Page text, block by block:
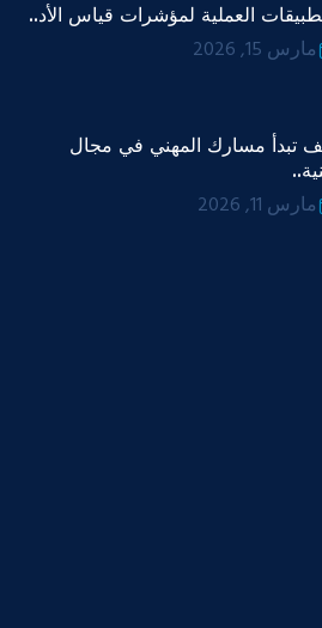
العملية لمؤشرات قياس الأد..
مارس 15, 2026
تبدأ مسارك المهني في مجال
مارس 11, 2026